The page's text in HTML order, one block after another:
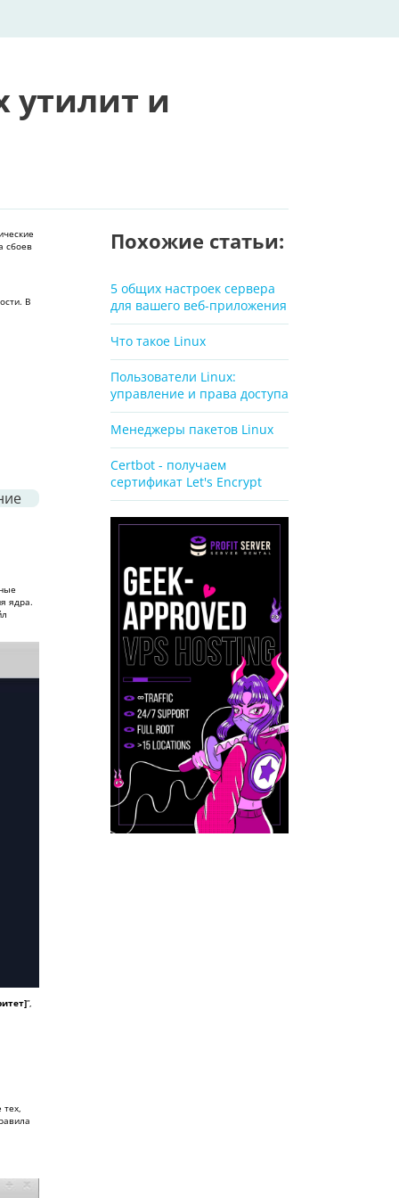
утилит и
сбоев
В
ядра.
”,
тех,
Похожие статьи:
5 общих настроек сервера
для вашего веб-приложения
Что такое Linux
Пользователи Linux:
управление и права доступа
Менеджеры пакетов Linux
Certbot - получаем
сертификат Let's Encrypt